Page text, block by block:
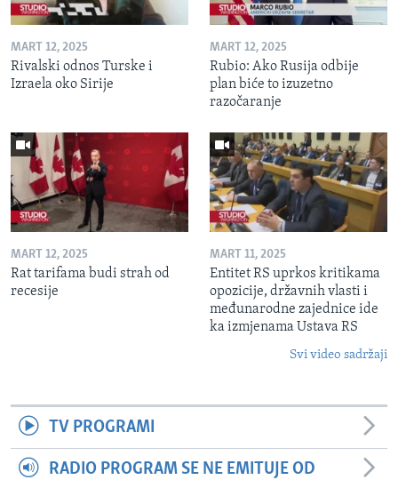
MART 12, 2025
Rivalski odnos Turske i
Izraela oko Sirije
MART 12, 2025
Rubio: Ako Rusija odbije
plan biće to izuzetno
razočaranje
MART 12, 2025
Rat tarifama budi strah od
recesije
MART 11, 2025
Entitet RS uprkos kritikama
opozicije, državnih vlasti i
međunarodne zajednice ide
ka izmjenama Ustava RS
Svi video sadržaji
TV PROGRAMI
RADIO PROGRAM SE NE EMITUJE OD